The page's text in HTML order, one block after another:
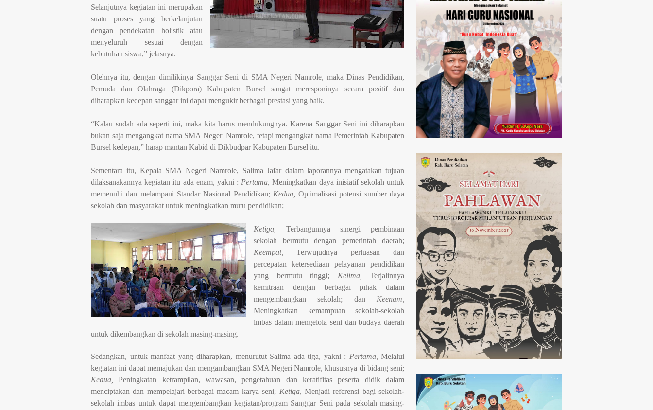
Selanjutnya kegiatan ini merupakan
suatu proses yang berkelanjutan
dengan pendekatan holistik atau
menyeluruh sesuai dengan
kebutuhan siswa,” jelasnya.
Olehnya itu, dengan dimilikinya Sanggar Seni di SMA Negeri Namrole, maka Dinas Pendidikan,
Pemuda dan Olahraga (Dikpora) Kabupaten Bursel sangat meresponinya secara positif dan
diharapkan kedepan sanggar ini dapat mengukir berbagai prestasi yang baik.
“Kalau sudah ada seperti ini, maka kita harus mendukungnya. Karena Sanggar Seni ini diharapkan
bukan saja mengangkat nama SMA Negeri Namrole, tetapi mengangkat nama Pemerintah Kabupaten
Bursel kedepan,” harap mantan Kabid di Dikbudpar Kabupaten Bursel itu.
Sementara itu, Kepala SMA Negeri Namrole, Salima Jafar dalam laporannya mengatakan tujuan
dilaksanakannya kegiatan itu ada enam, yakni : Pertama,Meningkatkan daya inisiatif sekolah untuk
memenuhi dan melampaui Standar Nasional Pendidikan; Kedua,Optimalisasi potensi sumber daya
sekolah dan masyarakat untuk meningkatkan mutu pendidikan;
Ketiga, Terbangunnya sinergi pembinaan
sekolah bermutu dengan pemerintah daerah;
Keempat,Terwujudnya perluasan dan
percepatan ketersediaan pelayanan pendidikan
yang bermutu tinggi; Kelima, Terjalinnya
kemitraan dengan berbagai pihak dalam
mengembangkan sekolah; dan Keenam,
Meningkatkan kemampuan sekolah-sekolah
imbas dalam mengelola seni dan budaya daerah
untuk dikembangkan di sekolah masing-masing.
Sedangkan, untuk manfaat yang diharapkan, menurutut Salima ada tiga, yakni : Pertama, Melalui
kegiatan ini dapat memajukan dan mengambangkan SMA Negeri Namrole, khususnya di bidang seni;
Kedua,Peningkatan ketrampilan, wawasan, pengetahuan dan keratifitas peserta didik dalam
menciptakan dan mempelajari berbagai macam karya seni; Ketiga, Menjadi referensi bagi sekolah-
sekolah imbas untuk dapat mengembangkan kegiatan/program Sanggar Seni pada sekolah masing-